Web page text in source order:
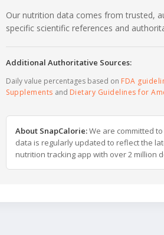
Our nutrition data comes from trusted,
specific scientific references and
Additional Authoritative Sources:
Daily value percentages based on FDA
Supplements and Dietary Guidelines for
About SnapCalorie:We are committed
data is regularly updated to reflect the
nutrition tracking app with over 2 million